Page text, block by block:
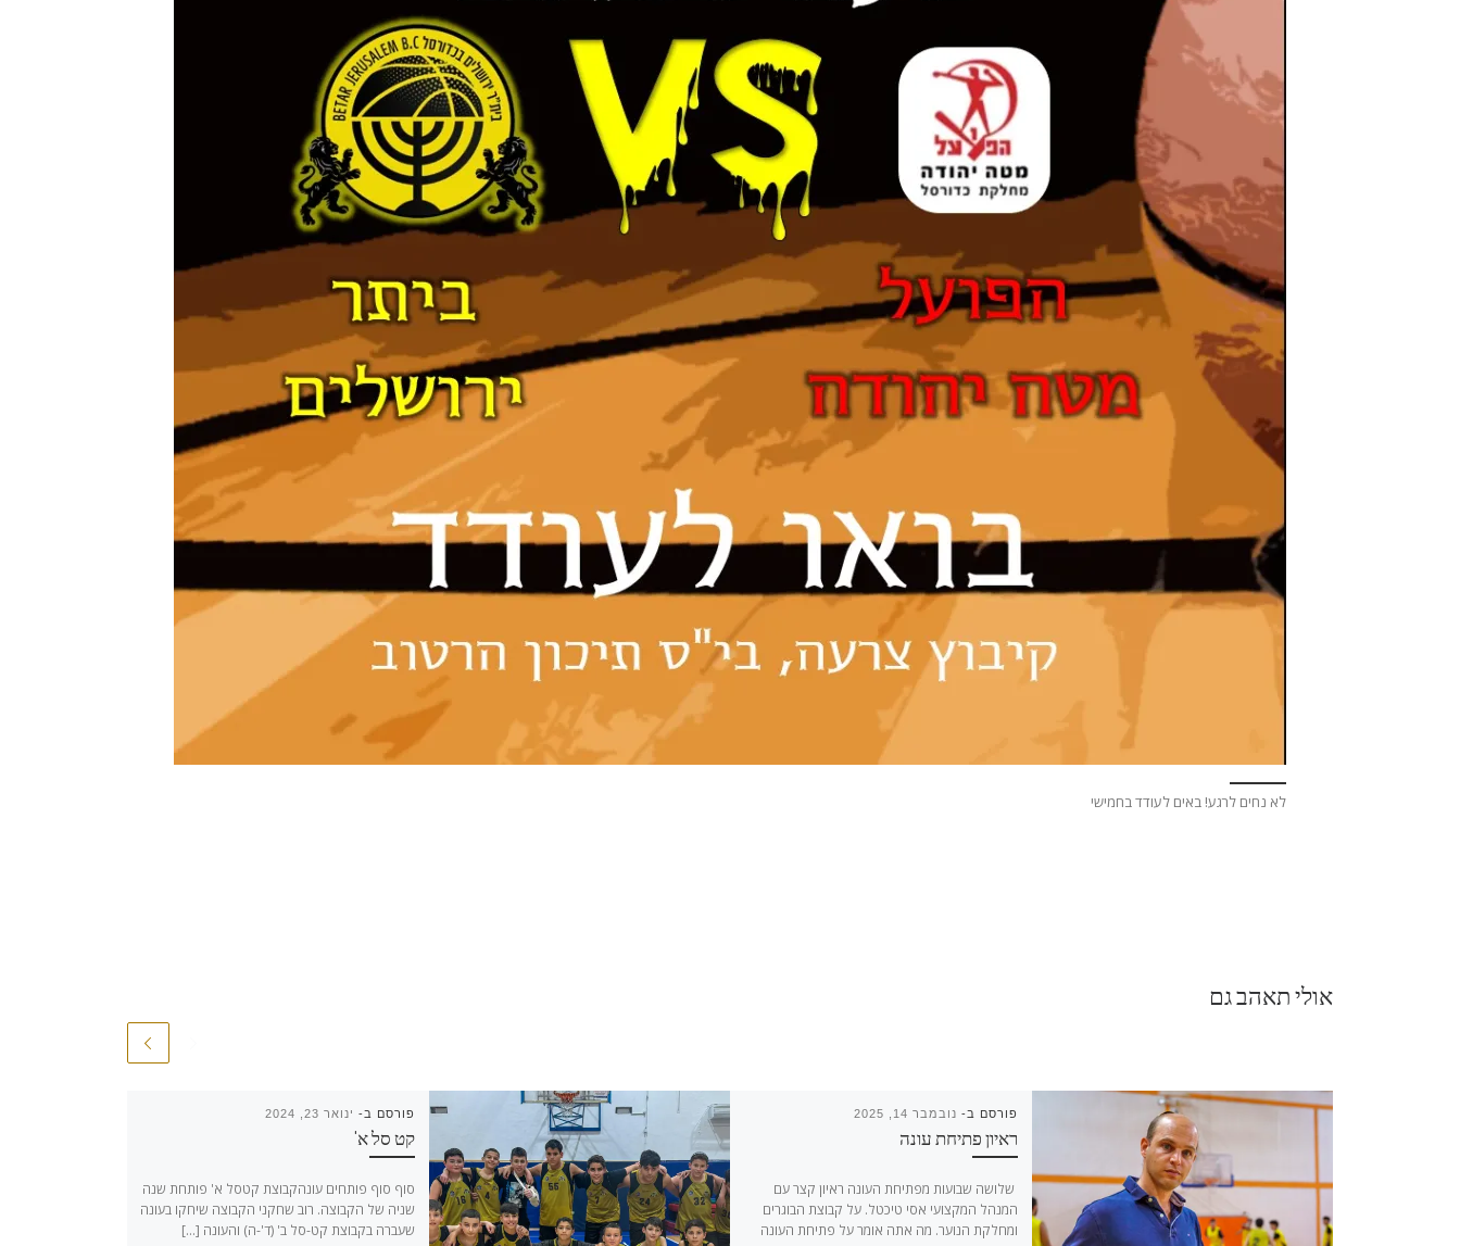
לא נחים לרגע! באים לעודד בחמישי
אולי תאהב גם
פורסם ב- ינואר 23, 2024
קט סל א'
סוף סוף פותחים עונהקבוצת קטסל א' פותחת שנה
שניה של הקבוצה. רוב שחקני הקבוצה שיחקו בעונה
שעברה בקבוצת קט-סל ב' (ד'-ה) והעונה […]
פורסם ב- נובמבר 14, 2025
ראיון פתיחת עונה
שלושה שבועות מפתיחת העונה ראיון קצר עם
המנהל המקצועי אסי טיכטל. על קבוצת הבוגרים
ומחלקת הנוער. מה אתה אומר על פתיחת העונה